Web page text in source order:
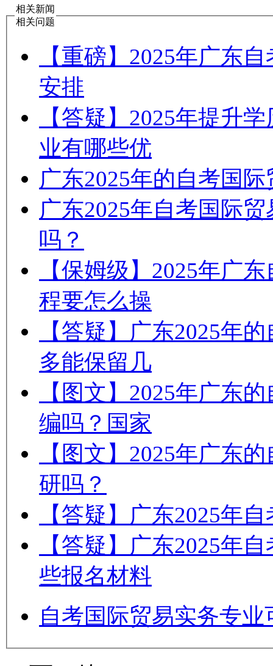
相关新闻
相关问题
【重磅】2025年广东
安排
【答疑】2025年提升
业有哪些优
广东2025年的自考国
广东2025年自考国际
吗？
【保姆级】2025年广
程要怎么操
【答疑】广东2025年
多能保留几
【图文】2025年广东
编吗？国家
【图文】2025年广东
研吗？
【答疑】广东2025年
【答疑】广东2025年
些报名材料
自考国际贸易实务专